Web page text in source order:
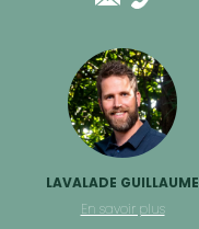
LAVALADE GUILLAUME
En savoir plus